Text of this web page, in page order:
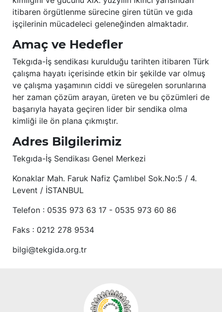
itibaren örgütlenme sürecine giren tütün ve gıda
işçilerinin mücadeleci geleneğinden almaktadır.
Amaç ve Hedefler
Tekgıda-İş sendikası kurulduğu tarihten itibaren Türk
çalışma hayatı içerisinde etkin bir şekilde var olmuş
ve çalışma yaşamının ciddi ve süregelen sorunlarına
her zaman çözüm arayan, üreten ve bu çözümleri de
başarıyla hayata geçiren lider bir sendika olma
kimliği ile ön plana çıkmıştır.
Adres Bilgilerimiz
Tekgıda-İş Sendikası Genel Merkezi
Konaklar Mah. Faruk Nafiz Çamlıbel Sok.No:5 / 4.
Levent / İSTANBUL
Telefon : 0535 973 63 17 - 0535 973 60 86
Faks : 0212 278 9534
bilgi@tekgida.org.tr